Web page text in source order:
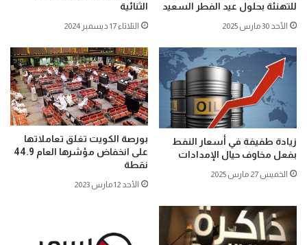
للتهنئة بحلول عيد الفطر السعيد
الأحد 30 مارس 2025
الثنائية
الثلاثاء 17 ديسمبر 2024
زيادة طفيفة في أسعار النفط
بفعل مخاوف حيال الإمدادات
الخميس 27 مارس 2025
بورصة الكويت تغلق تعاملاتها
على انخفاض مؤشرها العام 44.9
نقطة
الأحد 12 مارس 2023